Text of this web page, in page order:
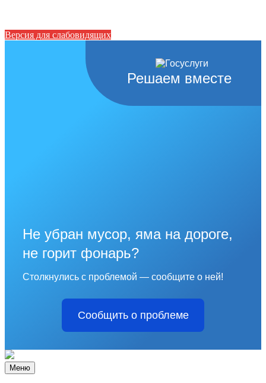
Версия для слабовидящих
Решаем вместе
Не убран мусор, яма на дороге,
не горит фонарь?
Столкнулись с проблемой — сообщите о ней!
Сообщить о проблеме
Меню